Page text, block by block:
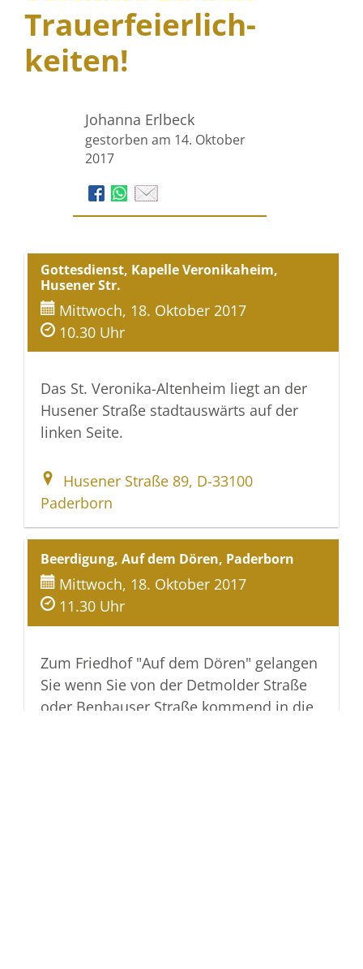
Trauer­feierlich­
keiten!
Johanna Erlbeck
gestorben am 14. Oktober
2017
Gottesdienst, Kapelle Veronikaheim,
Husener Str.
Mittwoch, 18. Oktober 2017
10.30 Uhr
Das St. Veronika-Altenheim liegt an der
Husener Straße stadtauswärts auf der
linken Seite.
Husener Straße 89, D-33100
Paderborn
Beerdigung, Auf dem Dören, Paderborn
Mittwoch, 18. Oktober 2017
11.30 Uhr
Zum Friedhof "Auf dem Dören" gelangen
Sie wenn Sie von der Detmolder Straße
oder Benhauser Straße kommend in die